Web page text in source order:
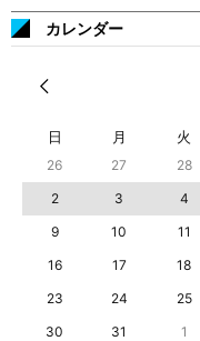
カレンダー
日 月 火
26 27 28
2
3 4
9
10 11
16
17 18
23
24 25
30
31 1